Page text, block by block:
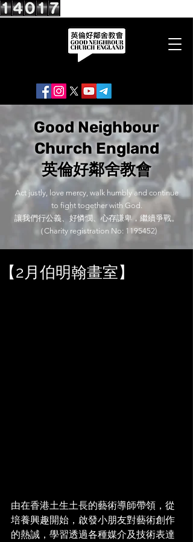
Good Neighbour
Church England
英倫好鄰舍教會
Act justly, love mercy, walk humbly and continue
to fight together with God.
讓我們行公義、好憐憫、心存謙卑，繼續爭戰。
（Charity registration No: 1195452)
【2月伯明翰畫室】
由在香港土生土長的藝術導師帶領，從
培養興趣開始，啟發小朋友對藝術創作
的熱誠，學習透過各種媒介及技術表達